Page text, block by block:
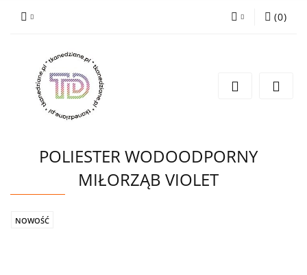
Wyślij e-mail
(0)
POLIESTER WODOODPORNY
MIŁORZĄB VIOLET
NOWOŚĆ